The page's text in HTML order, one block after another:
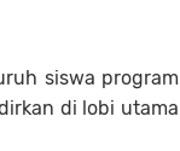
siswa program
di lobi utama